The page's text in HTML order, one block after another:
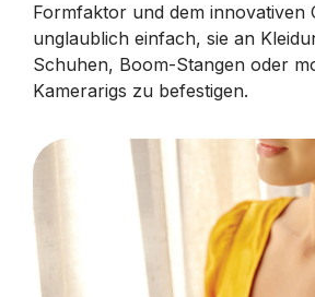
Formfaktor und dem innovativen
unglaublich einfach, sie an
Schuhen, Boom-Stangen oder
Kamerarigs zu befestigen.